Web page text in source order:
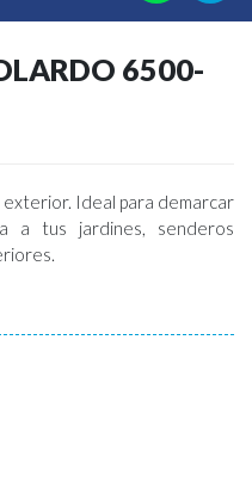
6500-
exterior. Ideal para demarcar
a tus jardines, senderos